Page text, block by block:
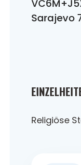
Religiöse
Sarajevo